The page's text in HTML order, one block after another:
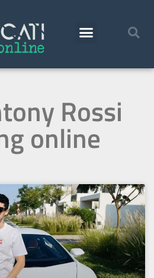
Rossi
online